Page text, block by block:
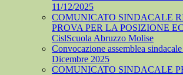
11/12/2025
COMUNICATO SINDACALE
PROVA PER LA POSIZIONE
CislScuola Abruzzo Molise
Convocazione assemblea
Dicembre 2025
COMUNICATO SINDACALE